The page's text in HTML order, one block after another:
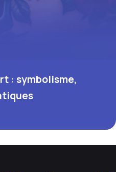
: symbolisme,